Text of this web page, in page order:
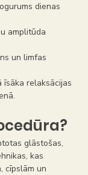
dienas
amplitūda
un limfas
īsāka relaksācijas
glāstošas,
kas
cīpslām un